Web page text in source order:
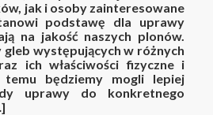
jak i osoby zainteresowane
podstawę dla uprawy
na jakość naszych plonów.
występujących w różnych
ich właściwości fizyczne i
temu będziemy mogli lepiej
uprawy do konkretnego